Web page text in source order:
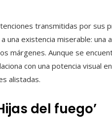
transmitidas por sus
una existencia miserable: una
márgenes. Aunque se
con una potencia visual
alistadas.
del fuego’